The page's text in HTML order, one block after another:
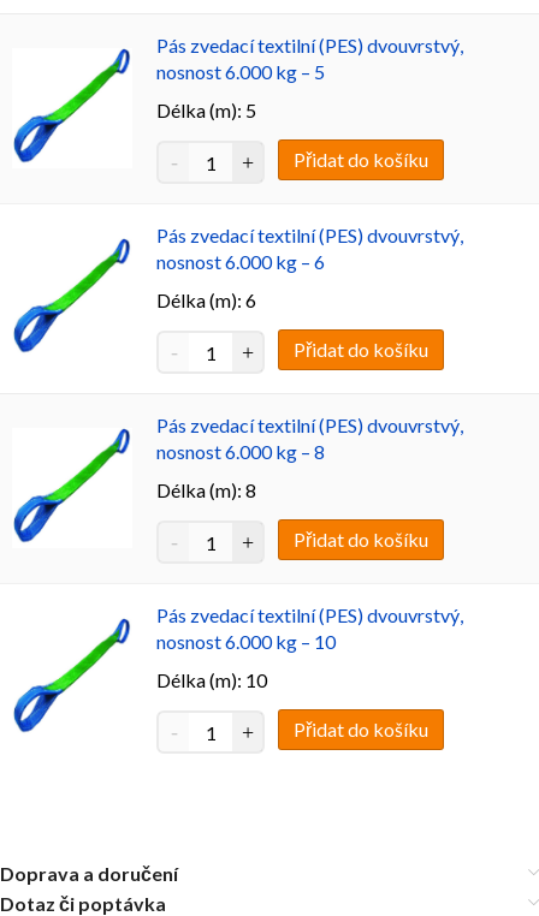
Pás zvedací textilní (PES) dvouvrstvý,
nosnost 6.000 kg – 5
Délka (m): 5
Přidat do košíku
Pás zvedací textilní (PES) dvouvrstvý,
nosnost 6.000 kg – 6
Délka (m): 6
Přidat do košíku
Pás zvedací textilní (PES) dvouvrstvý,
nosnost 6.000 kg – 8
Délka (m): 8
Přidat do košíku
Pás zvedací textilní (PES) dvouvrstvý,
nosnost 6.000 kg – 10
Délka (m): 10
Přidat do košíku
Doprava a doručení
Dotaz či poptávka